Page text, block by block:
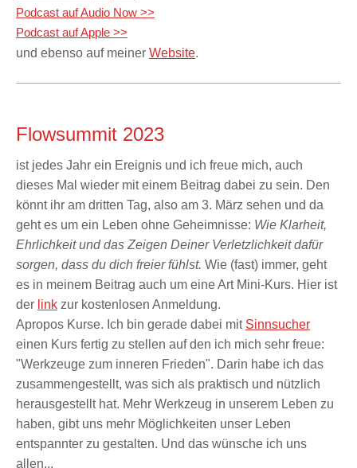
Podcast auf Audio Now >>
Podcast auf Apple >>
und ebenso auf meiner Website.
Flowsummit 2023
ist jedes Jahr ein Ereignis und ich freue mich, auch
dieses Mal wieder mit einem Beitrag dabei zu sein. Den
könnt ihr am dritten Tag, also am 3. März sehen und da
geht es um ein Leben ohne Geheimnisse: Wie Klarheit,
Ehrlichkeit und das Zeigen Deiner Verletzlichkeit dafür
sorgen, dass du dich freier fühlst. Wie (fast) immer, geht
es in meinem Beitrag auch um eine Art Mini-Kurs. Hier ist
der link zur kostenlosen Anmeldung.
Apropos Kurse. Ich bin gerade dabei mit Sinnsucher
einen Kurs fertig zu stellen auf den ich mich sehr freue:
"Werkzeuge zum inneren Frieden". Darin habe ich das
zusammengestellt, was sich als praktisch und nützlich
herausgestellt hat. Mehr Werkzeug in unserem Leben zu
haben, gibt uns mehr Möglichkeiten unser Leben
entspannter zu gestalten. Und das wünsche ich uns
allen...